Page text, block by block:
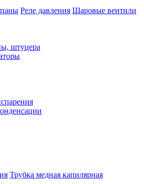
Реле давления Шаровые вентили
штуцера
Трубка медная капилярная